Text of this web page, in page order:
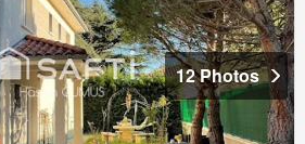
12 Photos